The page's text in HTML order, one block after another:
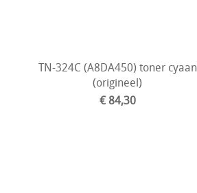
TN-324C (A8DA450) toner cyaan
(origineel)
€ 84,30